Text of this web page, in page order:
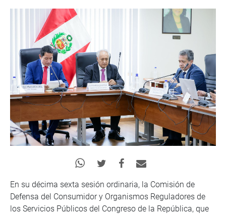
En su décima sexta sesión ordinaria, la Comisión de
Defensa del Consumidor y Organismos Reguladores de
los Servicios Públicos del Congreso de la República, que